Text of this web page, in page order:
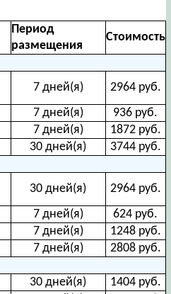
Период
размещения
Стоимость
7 дней(я)
2964 руб.
7 дней(я)
936 руб.
7 дней(я)
1872 руб.
30 дней(я)
3744 руб.
30 дней(я)
2964 руб.
7 дней(я)
624 руб.
7 дней(я)
1248 руб.
7 дней(я)
2808 руб.
30 дней(я)
1404 руб.